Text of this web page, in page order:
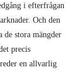
i efterfrågan
Och den
de stora mängder
precis
en allvarlig